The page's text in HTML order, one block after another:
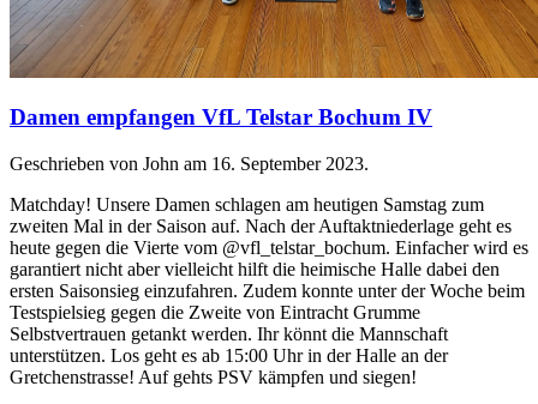
Damen empfangen VfL Telstar Bochum IV
Geschrieben von John am 16. September 2023.
Matchday! Unsere Damen schlagen am heutigen Samstag zum
zweiten Mal in der Saison auf. Nach der Auftaktniederlage geht es
heute gegen die Vierte vom @vfl_telstar_bochum. Einfacher wird es
garantiert nicht aber vielleicht hilft die heimische Halle dabei den
ersten Saisonsieg einzufahren. Zudem konnte unter der Woche beim
Testspielsieg gegen die Zweite von Eintracht Grumme
Selbstvertrauen getankt werden. Ihr könnt die Mannschaft
unterstützen. Los geht es ab 15:00 Uhr in der Halle an der
Gretchenstrasse! Auf gehts PSV kämpfen und siegen!